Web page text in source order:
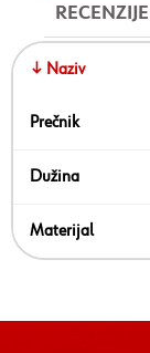
RECENZIJE
↓ Naziv
Prečnik
Dužina
Materijal